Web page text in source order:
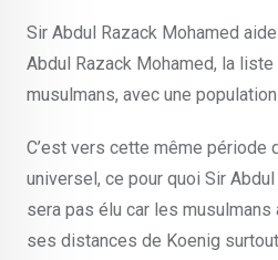
Sir Abdul Razack Mohamed
Abdul Razack Mohamed, la
musulmans, avec une
C’est vers cette même période
universel, ce pour quoi Sir
sera pas élu car les
ses distances de Koenig